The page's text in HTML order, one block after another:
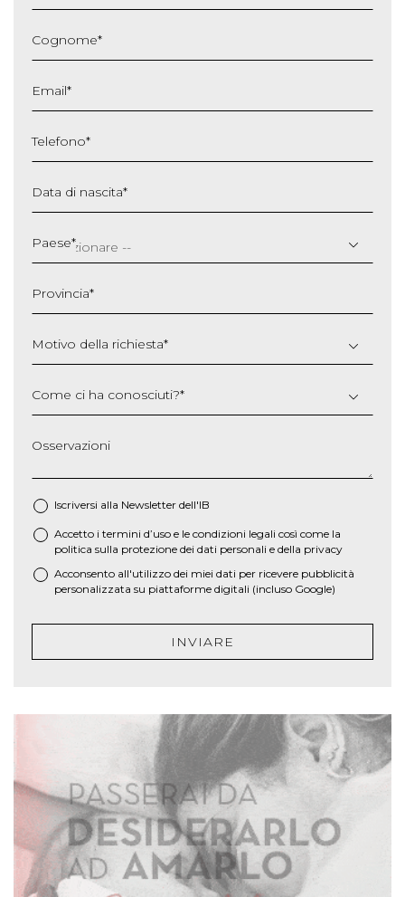
Cognome*
Email*
Telefono*
Data di nascita*
slash
MM
AAAA
Paese*
Provincia*
Motivo della richiesta*
Come ci ha conosciuti?*
Osservazioni
Iscriversi alla Newsletter dell'IB
* Accetto i termini d’uso e le condizioni legali così come la
politica sulla protezione dei dati personali e della privacy
Acconsento all'utilizzo dei miei dati per ricevere pubblicità
personalizzata su piattaforme digitali (incluso Google)
INVIARE